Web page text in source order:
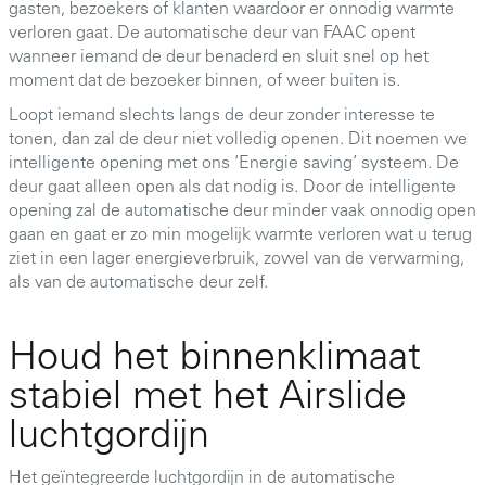
gasten, bezoekers of klanten waardoor er onnodig warmte
verloren gaat. De automatische deur van FAAC opent
wanneer iemand de deur benaderd en sluit snel op het
moment dat de bezoeker binnen, of weer buiten is.
Loopt iemand slechts langs de deur zonder interesse te
tonen, dan zal de deur niet volledig openen. Dit noemen we
intelligente opening met ons ‘Energie saving’ systeem. De
deur gaat alleen open als dat nodig is. Door de intelligente
opening zal de automatische deur minder vaak onnodig open
gaan en gaat er zo min mogelijk warmte verloren wat u terug
ziet in een lager energieverbruik, zowel van de verwarming,
als van de automatische deur zelf.
Houd het binnenklimaat
stabiel met het Airslide
luchtgordijn
Het geïntegreerde luchtgordijn in de automatische